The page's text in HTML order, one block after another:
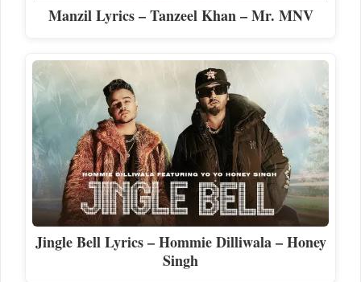
Manzil Lyrics – Tanzeel Khan – Mr. MNV
Jingle Bell Lyrics – Hommie Dilliwala – Honey
Singh